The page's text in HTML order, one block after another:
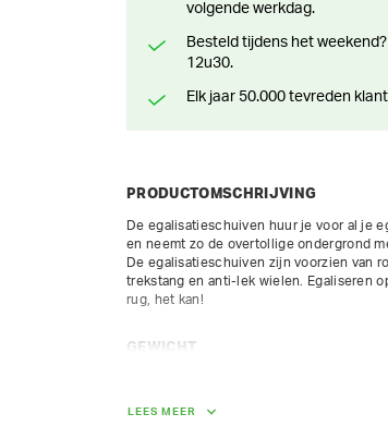
volgende werkdag.
Besteld tijdens het weekend? Klaar voor levering of afhaling vanaf maandag
12u30.
Elk jaar 50.000 tevreden
PRODUCTOMSCHRIJVING
De egalisatieschuiven huur je voor al je
en neemt zo de overtollige ondergrond
De egalisatieschuiven zijn voorzien van
trekstang en anti-lek wielen. Egaliseren
rug, het kan!
GEWICHT
LEES MEER